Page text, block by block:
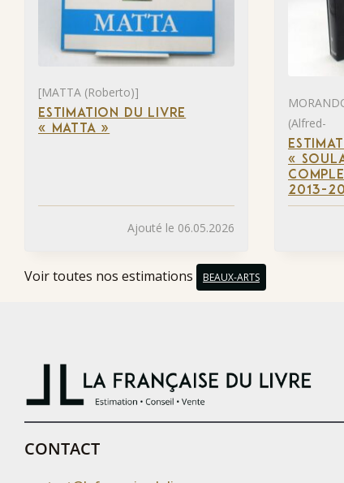
[MATTA (Roberto)]
ESTIMATION DU LIVRE
« MATTA »
Ajouté le 06.05.2026
(Alfred-
«
2013-
Voir toutes nos estimations BEAUX-ARTS
CONTACT